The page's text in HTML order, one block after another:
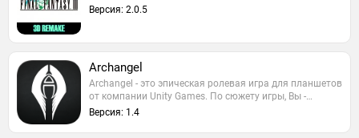
Версия: 2.0.5
Archangel
Archangel - это эпическая ролевая игра для планшетов
от компании Unity Games. По сюжету игры, Вы -…
Версия: 1.4